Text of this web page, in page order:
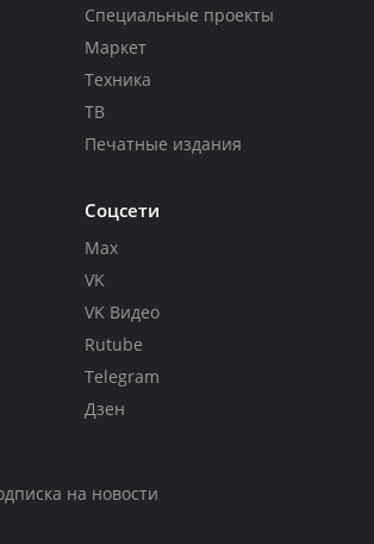
Специальные проекты
Маркет
Техника
ТВ
Печатные издания
Соцсети
Max
VK
VK Видео
Rutube
Telegram
Дзен
на новости